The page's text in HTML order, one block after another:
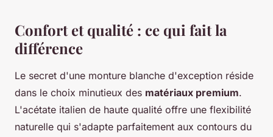
Confort et qualité : ce qui fait la
différence
Le secret d'une monture blanche d'exception réside
dans le choix minutieux des matériaux premium.
L'acétate italien de haute qualité offre une flexibilité
naturelle qui s'adapte parfaitement aux contours du